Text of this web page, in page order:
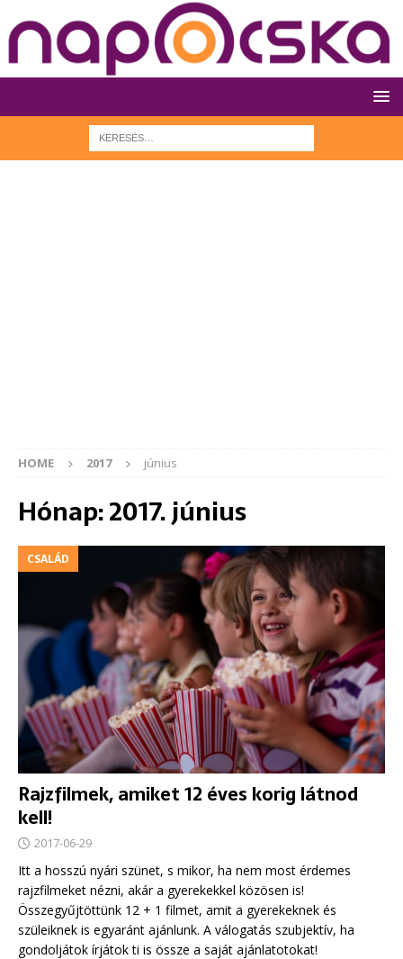
HOME 2017 június
Hónap:2017. június
CSALÁD
Rajzfilmek, amiket 12 éves korig látnod
kell!
2017-06-29
Itt a hosszú nyári szünet, s mikor, ha nem most érdemes
rajzfilmeket nézni, akár a gyerekekkel közösen is!
Összegyűjtöttünk 12 + 1 filmet, amit a gyerekeknek és
szüleiknek is egyaránt ajánlunk. A válogatás szubjektív, ha
gondoljátok írjátok ti is össze a saját ajánlatotokat!